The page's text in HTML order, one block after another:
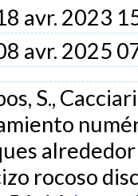
avr. 2023
avr. 2025
S.,
rocoso